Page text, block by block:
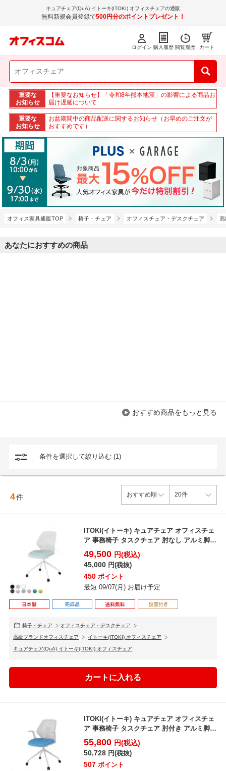
キュアチェア(QuA) イトーキ(ITOKI) オフィスチェアの通販
無料新規会員登録で500円分のポイントプレゼント！
ログイン 購入履歴 閲覧履歴 カート
重要な
お知らせ
【重要なお知らせ】「令和8年熊本地震」の影響による商品お
届け遅延について
重要な
お知らせ
お盆期間中の商品配送に関するお知らせ（お早めのご注文が
おすすめです）
オフィス家具通販TOP 椅子・チェア オフィスチェア・デスクチェア 高
あなたにおすすめの商品
おすすめ商品をもっと見る
条件を選択して絞り込む (1)
4件
ITOKI(イトーキ) キュアチェア オフィスチェ
ア 事務椅子 タスクチェア 肘なし アルミ脚
メッ...
49,500 円(税込)
45,000 円(税抜)
450 ポイント
最短 09/07(月) お届け予定
椅子・チェア オフィスチェア・デスクチェア
高級ブランドオフィスチェア イトーキ(ITOKI) オフィスチェア
キュアチェア(QuA) イトーキ(ITOKI) オフィスチェア
ITOKI(イトーキ) キュアチェア オフィスチェ
ア 事務椅子 タスクチェア 肘付き アルミ脚
メッ...
55,800 円(税込)
50,728 円(税抜)
507 ポイント